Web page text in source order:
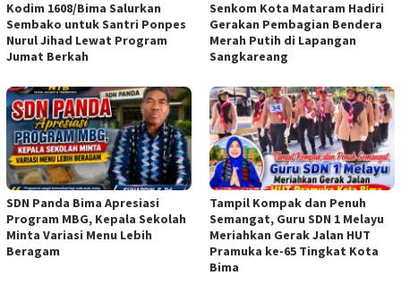
Kodim 1608/Bima Salurkan
Sembako untuk Santri Ponpes
Nurul Jihad Lewat Program
Jumat Berkah
Senkom Kota Mataram Hadiri
Gerakan Pembagian Bendera
Merah Putih di Lapangan
Sangkareang
SDN Panda Bima Apresiasi
Program MBG, Kepala Sekolah
Minta Variasi Menu Lebih
Beragam
Tampil Kompak dan Penuh
Semangat, Guru SDN 1 Melayu
Meriahkan Gerak Jalan HUT
Pramuka ke-65 Tingkat Kota
Bima